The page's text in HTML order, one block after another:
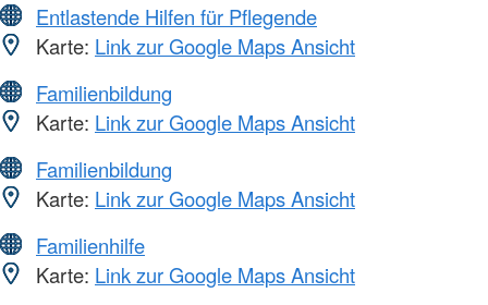
Entlastende Hilfen für Pflegende
Karte: Link zur Google Maps Ansicht
Familienbildung
Karte: Link zur Google Maps Ansicht
Familienbildung
Karte: Link zur Google Maps Ansicht
Familienhilfe
Karte: Link zur Google Maps Ansicht